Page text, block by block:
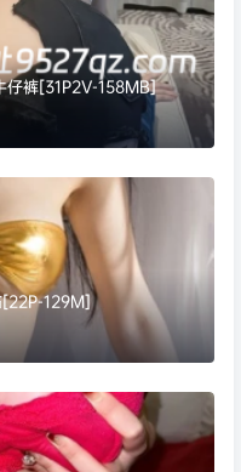
仔裤[31P2V-158MB]
129M]